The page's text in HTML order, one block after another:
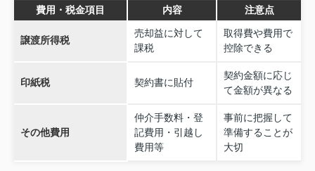
費用・税金項目 内容 注意点
譲渡所得税
売却益に対して
課税
取得費や費用で
控除できる
印紙税 契約書に貼付
契約金額に応じ
て金額が異なる
その他費用
仲介手数料・登
記費用・引越し
費用等
事前に把握して
準備することが
大切